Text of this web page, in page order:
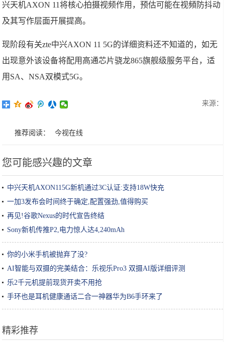
兴天机AXON 11将核心拍摄视频作用，预估可能在视頻防抖动
及其写作层面开展提高。
现阶段有关zte中兴AXON 11 5G的详细资料还不知道的，如无
出现意外该设备将配用高通芯片骁龙865旗舰级服务平台，适
用SA、NSA双模式5G。
来源：
推荐阅读： 今视在线
您可能感兴趣的文章
中兴天机AXON115G新机通过3C认证:支持18W快充
一加3发布会时间终于确定,配置强劲,值得购买
再见!谷歌Nexus的时代宣告终结
Sony新机传推P2,电力惊人达4,240mAh
你的小米手机被抛弃了没?
AI智能与双摄的完美结合：乐视乐Pro3 双摄AI版详细评测
乐2千元机提前现货开卖不用抢
手环也是耳机健康通话二合一神器华为B6手环来了
精彩推荐